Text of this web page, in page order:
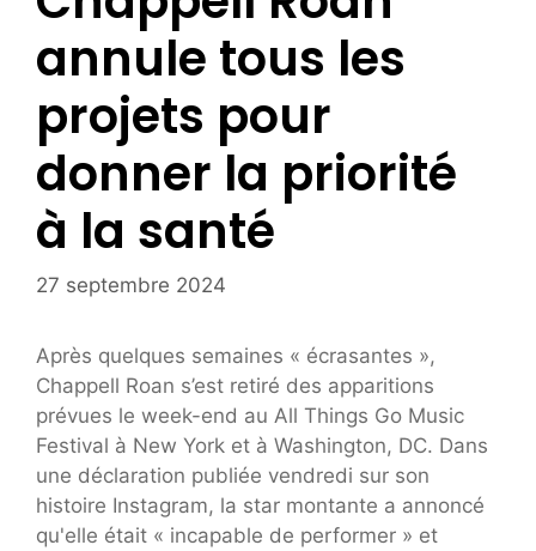
annule tous les
projets pour
donner la priorité
à la santé
27 septembre 2024
Après quelques semaines « écrasantes »,
Chappell Roan s’est retiré des apparitions
prévues le week-end au All Things Go Music
Festival à New York et à Washington, DC. Dans
une déclaration publiée vendredi sur son
histoire Instagram, la star montante a annoncé
qu'elle était « incapable de performer » et